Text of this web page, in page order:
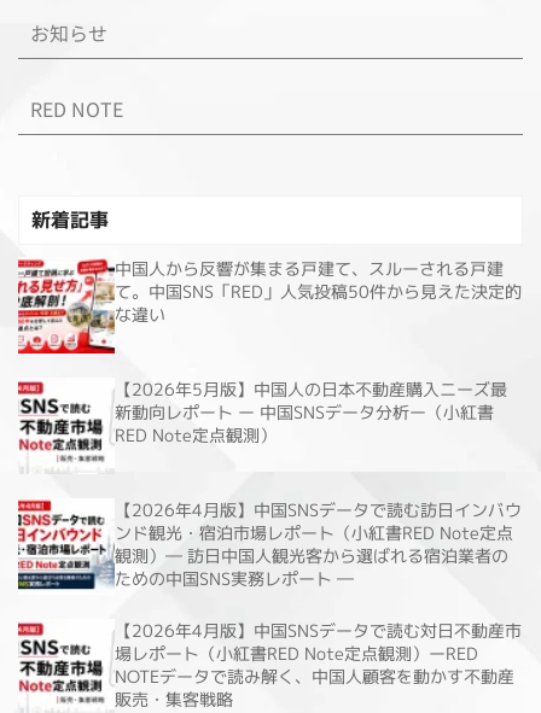
お知らせ
RED NOTE
新着記事
中国人から反響が集まる戸建て、スルーされる戸建
て。中国SNS「RED」人気投稿50件から見えた決定的
な違い
【2026年5月版】中国人の日本不動産購入ニーズ最
新動向レポート ー 中国SNSデータ分析ー（小紅書
RED Note定点観測）
【2026年4月版】中国SNSデータで読む訪日インバウ
ンド観光・宿泊市場レポート（小紅書RED Note定点
観測）― 訪日中国人観光客から選ばれる宿泊業者の
ための中国SNS実務レポート ―
【2026年4月版】中国SNSデータで読む対日不動産市
場レポート（小紅書RED Note定点観測）ーRED
NOTEデータで読み解く、中国人顧客を動かす不動産
販売・集客戦略